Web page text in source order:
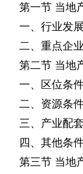
第一节 当地
一、行业发
二、重点企
第二节 当地
一、区位条
二、资源条
三、产业配
四、其他条
第三节 当地